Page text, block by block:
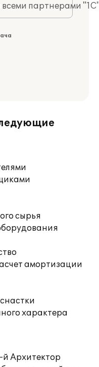
партнерами
сырья
амортизации
характера
Архитектор